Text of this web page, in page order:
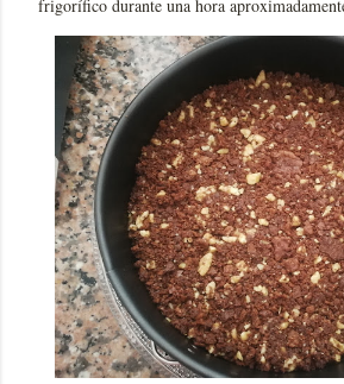
frigorífico durante una hora